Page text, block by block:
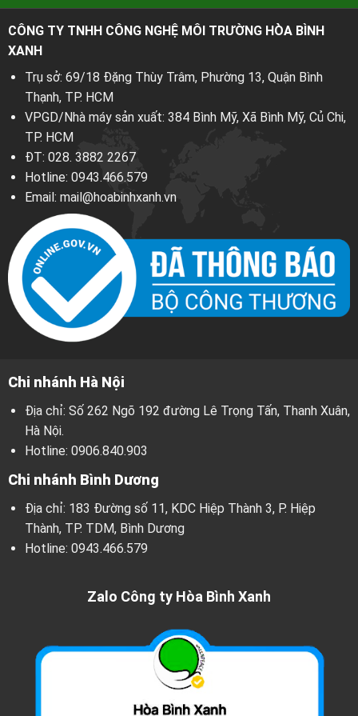
CÔNG TY TNHH CÔNG NGHỆ MÔI TRƯỜNG HÒA BÌNH
XANH
Trụ sở: 69/18 Đặng Thùy Trâm, Phường 13, Quận Bình
Thạnh, TP. HCM
VPGD/Nhà máy sản xuất: 384 Bình Mỹ, Xã Bình Mỹ, Củ Chi,
TP. HCM
ĐT: 028. 3882 2267
Hotline: 0943.466.579
Email: mail@hoabinhxanh.vn
Chi nhánh Hà Nội
Địa chỉ: Số 262 Ngõ 192 đường Lê Trọng Tấn, Thanh Xuân,
Hà Nội.
Hotline: 0906.840.903
Chi nhánh Bình Dương
Địa chỉ: 183 Đường số 11, KDC Hiệp Thành 3, P. Hiệp
Thành, TP. TDM, Bình Dương
Hotline: 0943.466.579
Zalo Công ty Hòa Bình Xanh